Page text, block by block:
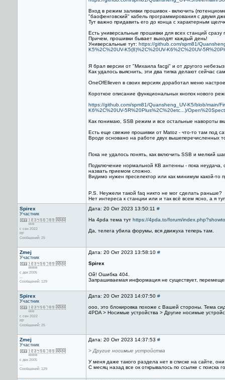
Вход в режим заливки прошивок - включить
"баофенговский" кабель программирования с двумя
Тут важно придавить его до конца с характерным
Есть универсальные прошивки для всех станций
Причем, прошивки бывает выходят каждый день!
Универсальные тут: https://github.com/spm81/
K5%2C%20UV-K5(8)%2C%20UV-K6%2C%20UV-
Я брал версии от "Михаила facgi" и от другого
Как удалось выяснить, эти два типка делают сейчас
OneOfElleven в своих версиях доработал меню
Короткое описание функциональных кнопок нового
https://github.com/spm81/Quansheng_UV-K5/blob/main/
K6%2C%20UV-5R%20Plus%2C%20etc...)/
Как понимаю, SSB режим и все остальные навороты
Есть еще свежие прошивки от Matoz - что-то там под
Вроде основано на работе двух вышеперечисленных
Пока не удалось понять, как включить SSB и мелкий
Подключение нормальной КВ антенны - пока неудача,
назвать приемом сложно.
Видимо нужен преселектор или как минимум какой-
P.S. Неужели такой faq никто не мог сделать раньше?
Нет интереса к станции или и так всё всем ясно, а я
Spirex
Участник
с сен 2022
RF
Сообщений: 25
Дата: 20 Окт 2023 13:50:11 #
На 4pda тема тут https://4pda.to/forum/
Да, телега убила форумы, вся движуха теперь там.
Zmej
Участник
с дек 2005
...
Сообщений: 129
Дата: 20 Окт 2023 13:58:10 #
Spirex
Ой! Ошибка 404.
Запрашиваемая информация не существует,
Spirex
Участник
с сен 2022
RF
Сообщений: 25
Дата: 20 Окт 2023 14:07:50 #
ооо, это блокировка похоже с Вашей стороны. Тема
4PDA > Носимые устройства > Другие носимые
Zmej
Участник
с дек 2005
...
Сообщений: 129
Дата: 20 Окт 2023 14:37:53 #
> Другие носимые устройства
У меня даже такого раздела нет в списке на сайте,
С месяц назад все ок открывалось по ссылке с поиска